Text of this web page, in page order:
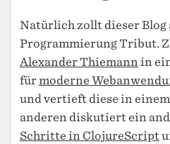
Natürlich zollt dieser Blog
Programmierung Tribut.
Alexander Thiemannin
fürmoderne
und vertieft diese in einem
anderen diskutiert ein
Schritte in ClojureScript